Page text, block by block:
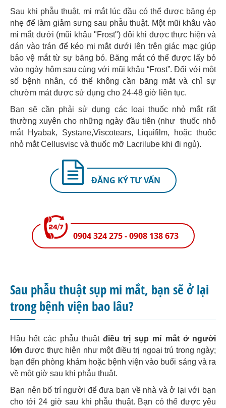
Sau khi phẫu thuật, mi mắt lúc đầu có thể được băng ép
nhẹ để làm giảm sưng sau phẫu thuật. Một mũi khâu vào
mi mắt dưới (mũi khâu "Frost") đôi khi được thực hiện và
dán vào trán để kéo mi mắt dưới lên trên giác mạc giúp
bảo vệ mắt từ sự băng bó. Băng mắt có thể được lấy bỏ
vào ngày hôm sau cùng với mũi khâu “Frost”. Đối với một
số bệnh nhân, có thể không cần băng mắt và chỉ sự
chườm mát được sử dụng cho 24-48 giờ liên tục.
Bạn sẽ cần phải sử dụng các loại thuốc nhỏ mắt rất
thường xuyên cho những ngày đầu tiên (như thuốc nhỏ
mắt Hyabak, Systane,Viscotears, Liquifilm, hoặc thuốc
nhỏ mắt Cellusvisc và thuốc mỡ Lacrilube khi đi ngủ).
ĐĂNG KÝ TƯ VẤN
0904 324 275 - 0908 138 673
Sau phẫu thuật sụp mi mắt, bạn sẽ ở lại
trong bệnh viện bao lâu?
Hầu hết các phẫu thuật điều trị sụp mí mắt ở người
lớn được thực hiện như một điều trị ngoại trú trong ngày;
bạn đến phòng khám hoặc bệnh viện vào buổi sáng và ra
về một giờ sau khi phẫu thuật.
Bạn nên bố trí người để đưa bạn về nhà và ở lại với bạn
cho tới 24 giờ sau khi phẫu thuật. Bạn có thể được yêu